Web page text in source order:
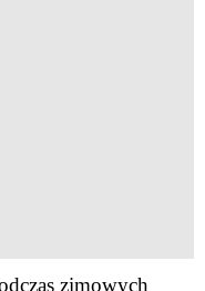
zimowych